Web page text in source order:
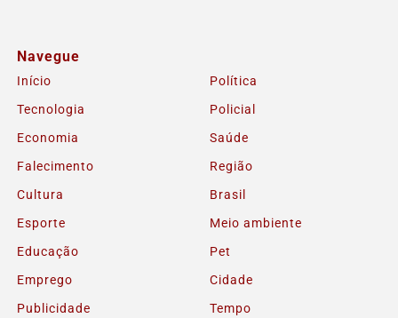
Navegue
Início
Política
Tecnologia
Policial
Economia
Saúde
Falecimento
Região
Cultura
Brasil
Esporte
Meio ambiente
Educação
Pet
Emprego
Cidade
Publicidade
Tempo